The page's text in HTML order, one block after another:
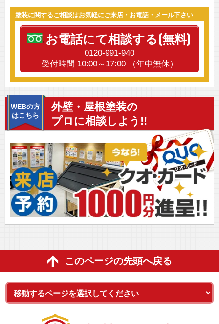
塗装に関するご相談はお気軽にご来店・お電話・メール下さい
お電話にて相談する(無料)
0120-991-940
受付時間 10:00～17:00 （年中無休）
WEBの方
はこちら
外壁・屋根塗装の
プロに相談しよう!!
このページの先頭へ戻る